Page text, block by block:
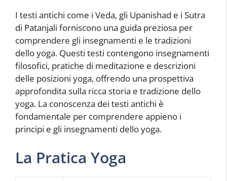
I testi antichi come i Veda, gli Upanishad e i Sutra
di Patanjali forniscono una guida preziosa per
comprendere gli insegnamenti e le tradizioni
dello yoga. Questi testi contengono insegnamenti
filosofici, pratiche di meditazione e descrizioni
delle posizioni yoga, offrendo una prospettiva
approfondita sulla ricca storia e tradizione dello
yoga. La conoscenza dei testi antichi è
fondamentale per comprendere appieno i
principi e gli insegnamenti dello yoga.
La Pratica Yoga